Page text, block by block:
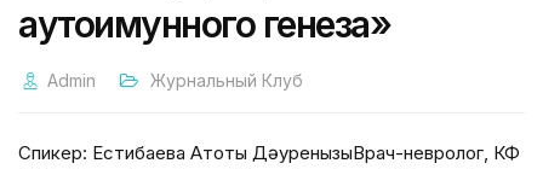
аутоимунного генеза»
Admin Журнальный Клуб
Спикер: Естибаева Ақтоты ДәуренқызыВрач-невролог, КФ